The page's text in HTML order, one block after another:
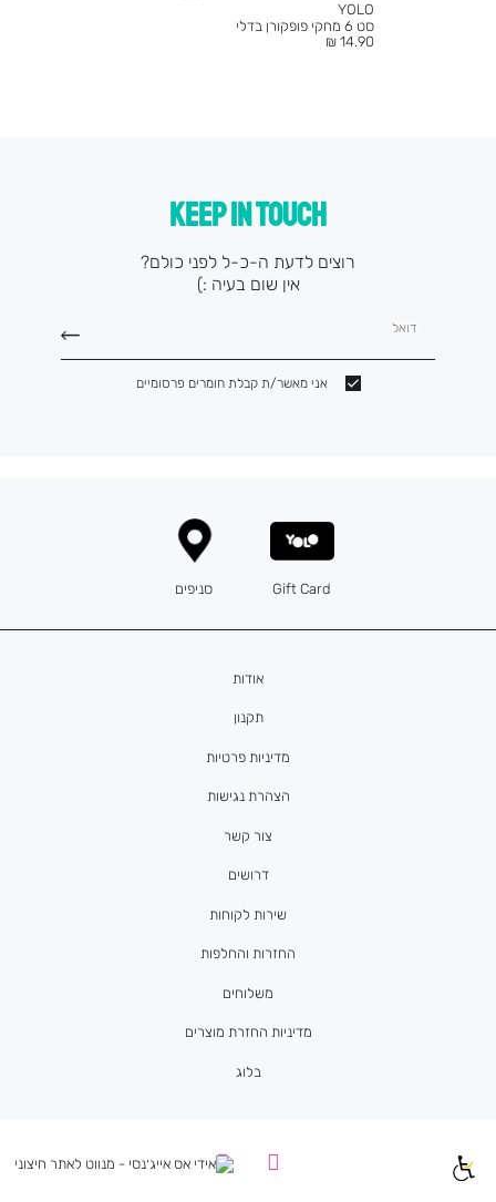
YOLO
סט 6 מחקי פופקורן בדלי
מחיר
14.90 ₪
KEEP IN TOUCH
רוצים לדעת ה-כ-ל לפני כולם?
אין שום בעיה :)
דואל
אני מאשר/ת קבלת חומרים פרסומיים
אודות
תקנון
מדיניות פרטיות
הצהרת נגישות
צור קשר
דרושים
Gift Card סניפים
שירות לקוחות
החזרות והחלפות
משלוחים
מדיניות החזרת מוצרים
בלוג